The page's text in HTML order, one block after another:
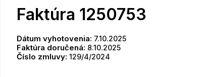
Faktúra 1250753
Dátum vyhotovenia: 7.10.2025
Faktúra doručená: 8.10.2025
Číslo zmluvy: 129/4/2024